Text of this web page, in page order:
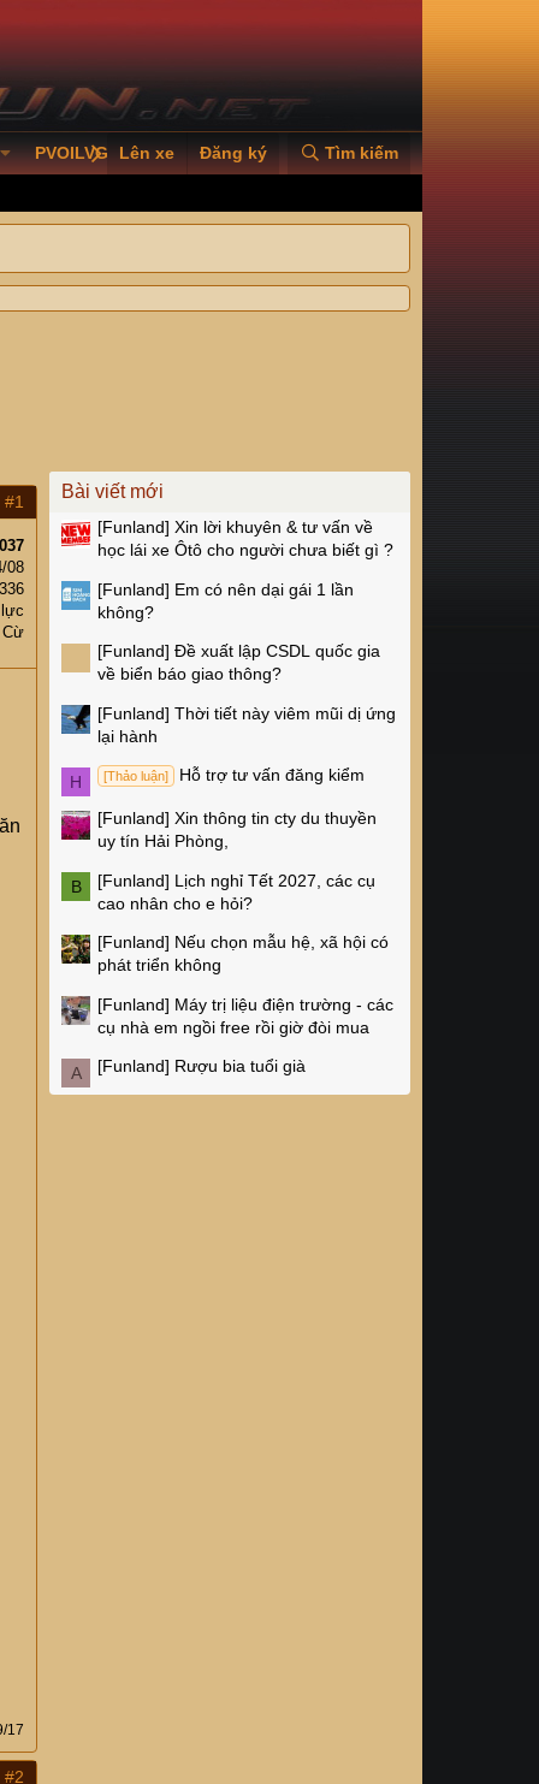
PVOILVGC2026
Lên xe Đăng ký Tìm kiếm
#1
08
Cừ
17
#2
Bài viết mới
[Funland] Xin lời khuyên & tư vấn về
học lái xe Ôtô cho người chưa biết gì ?
[Funland] Em có nên dại gái 1 lần
không?
[Funland] Đề xuất lập CSDL quốc gia
về biển báo giao thông?
[Funland] Thời tiết này viêm mũi dị ứng
lại hành
H [Thảo luận] Hỗ trợ tư vấn đăng kiểm
[Funland] Xin thông tin cty du thuyền
uy tín Hải Phòng,
B [Funland] Lịch nghỉ Tết 2027, các cụ
cao nhân cho e hỏi?
[Funland] Nếu chọn mẫu hệ, xã hội có
phát triển không
[Funland] Máy trị liệu điện trường - các
cụ nhà em ngồi free rồi giờ đòi mua
A [Funland] Rượu bia tuổi già